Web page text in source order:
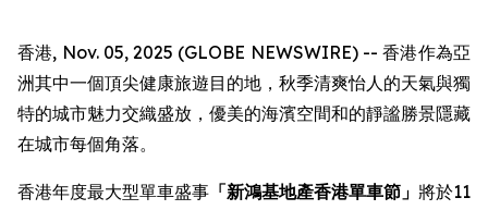
香港, Nov. 05, 2025 (GLOBE NEWSWIRE) -- 香港作為亞
洲其中一個頂尖健康旅遊目的地，秋季清爽怡人的天氣與獨
特的城市魅力交織盛放，優美的海濱空間和的靜謐勝景隱藏
在城市每個角落。
香港年度最大型單車盛事 「新鴻基地產香港單車節 」 將於11